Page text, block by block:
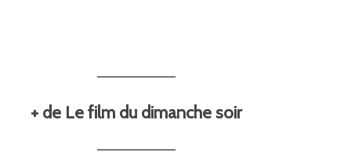
+ de Le film du dimanche soir